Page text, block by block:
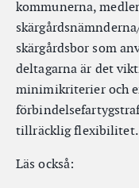
kommunerna,
skärgårdsbor som
deltagarna är det
minimikriterier och
tillräcklig flexibilitet.
Läs också: